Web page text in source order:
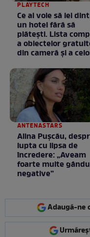
PLAYTECH
Ce ai voie să iei
un hotel fără să
plătești. Lista
a obiectelor
din cameră și a
proprietatea
ANTENASTARS
Alina Pușcău,
lupta cu lipsa de
încredere: „Aveam
foarte multe
negative”
Adaugă-ne